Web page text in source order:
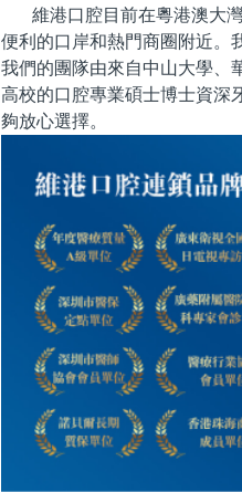
維港口腔目前在粵港澳大
便利的口岸和熱門商圈附近。
我們的團隊由來自中山大學、
高校的口腔專業碩士博士資深
夠放心選擇。